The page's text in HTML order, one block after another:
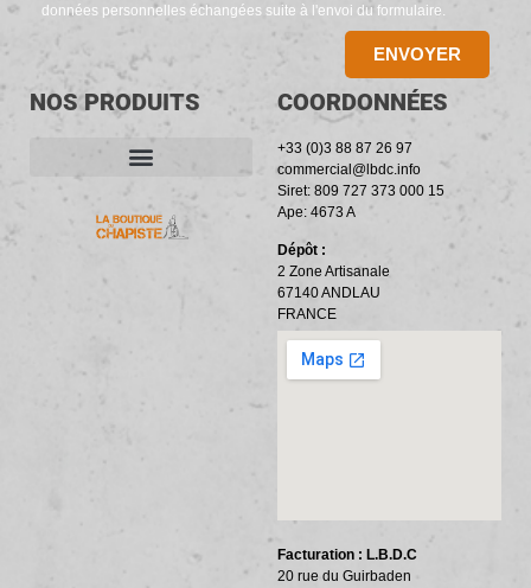
données personnelles échangées suite à l'envoi du formulaire.
ENVOYER
NOS PRODUITS COORDONNÉES
+33 (0)3 88 87 26 97
commercial@lbdc.info
Siret: 809 727 373 000 15
Ape: 4673 A
Dépôt :
2 Zone Artisanale
67140 ANDLAU
FRANCE
Facturation : L.B.D.C
20 rue du Guirbaden